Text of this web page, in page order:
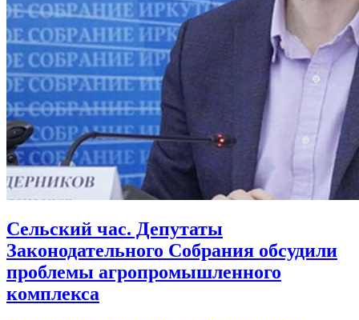
Сельский час. Депутаты
Законодательного Собрания обсудили
проблемы агропромышленного
комплекса